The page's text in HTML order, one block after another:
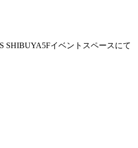
SHIBUYA5Fイベントスペースにて